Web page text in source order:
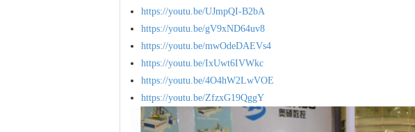
https://youtu.be/UJmpQI-B2bA
https://youtu.be/gV9xND64uv8
https://youtu.be/mwOdeDAEVs4
https://youtu.be/IxUwt6IVWkc
https://youtu.be/4O4hW2LwVOE
https://youtu.be/ZfzxG19QggY